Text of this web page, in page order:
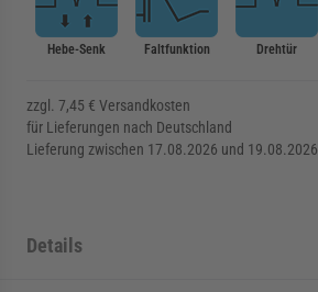
Hebe-Senk Faltfunktion Drehtür
zzgl. 7,45 € Versandkosten
für Lieferungen nach Deutschland
Lieferung zwischen 17.08.2026 und 19.08.2026
Details